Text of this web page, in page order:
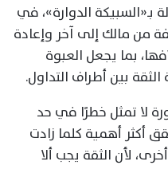
الدوارة»، في
من مالك إلى آخر وإعادة
بما يجعل العبوة
بين أطراف التداول.
لا تمثل خطرًا في حد
أكثر أهمية كلما زادت
لأن الثقة يجب ألا